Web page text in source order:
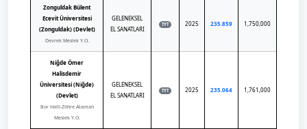
Zonguldak Bülent
Ecevit Üniversitesi
(Zonguldak) (Devlet)
Devrek Meslek Y.O.
GELENEKSEL
EL SANATLARI
TYT 2025 235.859 1,750,000
Niğde Ömer
Halisdemir
Üniversitesi (Niğde)
(Devlet)
Bor Halil-Zöhre Ataman
Meslek Y.O.
GELENEKSEL
EL SANATLARI
TYT 2025 235.064 1,761,000